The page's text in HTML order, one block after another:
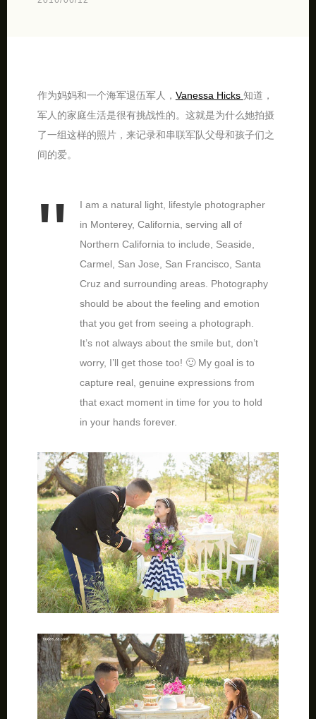
作为妈妈和一个海军退伍军人， Vanessa Hicks 知道，
军人的家庭生活是很有挑战性的。这就是为什么她拍摄
了一组这样的照片，来记录和串联军队父母和孩子们之
间的爱。
I am a natural light, lifestyle photographer
in Monterey, California, serving all of
Northern California to include, Seaside,
Carmel, San Jose, San Francisco, Santa
Cruz and surrounding areas. Photography
should be about the feeling and emotion
that you get from seeing a photograph.
It’s not always about the smile but, don’t
worry, I’ll get those too! 🙂 My goal is to
capture real, genuine expressions from
that exact moment in time for you to hold
in your hands forever.